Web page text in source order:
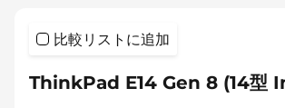
比較リストに追加
ThinkPad E14 Gen 8 (14型